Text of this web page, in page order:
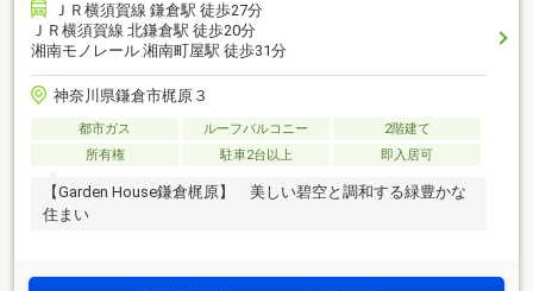
ＪＲ横須賀線 鎌倉駅 徒歩27分
ＪＲ横須賀線 北鎌倉駅 徒歩20分
湘南モノレール 湘南町屋駅 徒歩31分
神奈川県鎌倉市梶原３
都市ガス ルーフバルコニー
2階建て
所有権
駐車2台以上 即入居可
【Garden House鎌倉梶原】 美しい碧空と調和する緑豊かな
住まい